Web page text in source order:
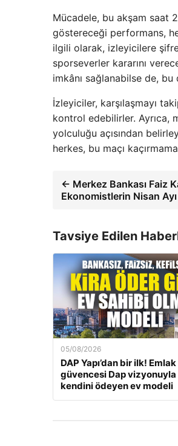
Mücadele, bu akşam saat
göstereceği performans,
ilgili olarak, izleyicilere
sporseverler kararını
imkânı sağlanabilse de, bu
İzleyiciler, karşılaşmayı
kontrol edebilirler. Ayrıca,
yolculuğu açısından
herkes, bu maçı
← Merkez Bankası Faiz
Ekonomistlerin Nisan
Tavsiye Edilen
05/08/2026
DAP Yapı’dan bir ilk!
güvencesi Dap
kendini ödeyen ev modeli